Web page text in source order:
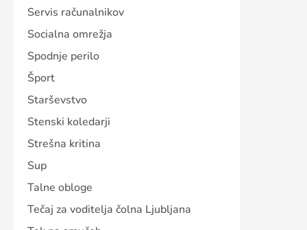
Servis računalnikov
Socialna omrežja
Spodnje perilo
Šport
Starševstvo
Stenski koledarji
Strešna kritina
Sup
Talne obloge
Tečaj za voditelja čolna Ljubljana